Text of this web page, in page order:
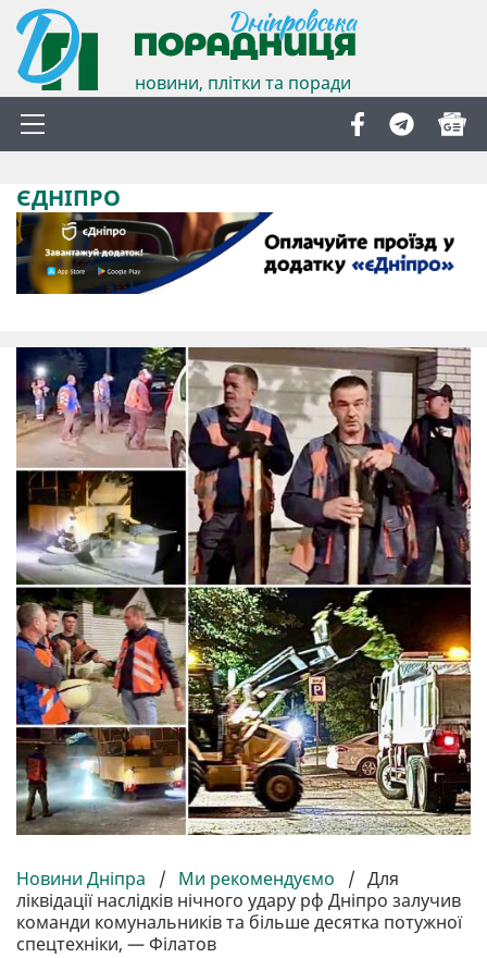
новини, плітки та поради
ЄДНІПРО
Новини Дніпра / Ми рекомендуємо / Для
ліквідації наслідків нічного удару рф Дніпро залучив
команди комунальників та більше десятка потужної
спецтехніки, — Філатов